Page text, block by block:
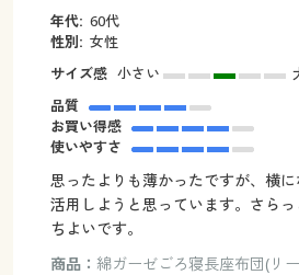
年代: 60代
性別: 女性
サイズ感 小さい
品質
お買い得感
使いやすさ
思ったよりも薄かったですが、横
活用しようと思っています。さら
ちよいです。
商品： 綿ガーゼごろ寝長座布団(リ